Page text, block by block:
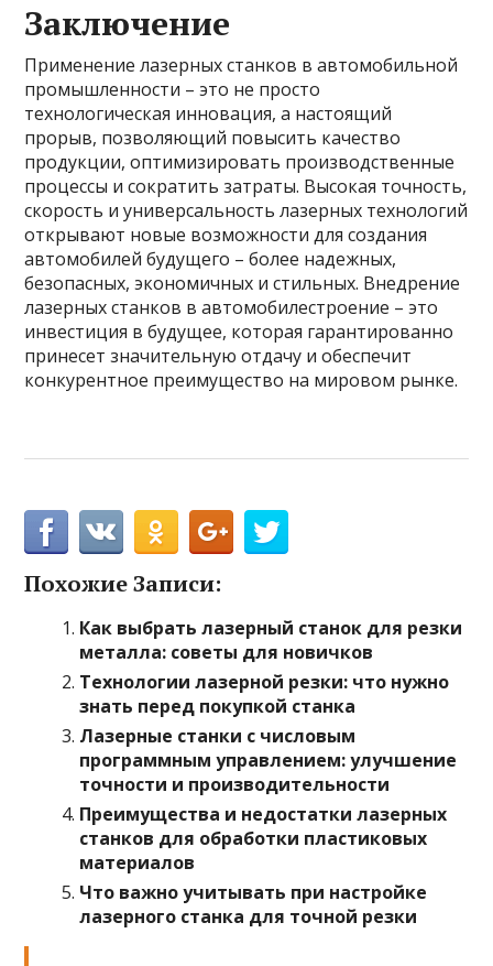
Заключение
Применение лазерных станков в автомобильной
промышленности – это не просто
технологическая инновация, а настоящий
прорыв, позволяющий повысить качество
продукции, оптимизировать производственные
процессы и сократить затраты. Высокая точность,
скорость и универсальность лазерных технологий
открывают новые возможности для создания
автомобилей будущего – более надежных,
безопасных, экономичных и стильных. Внедрение
лазерных станков в автомобилестроение – это
инвестиция в будущее, которая гарантированно
принесет значительную отдачу и обеспечит
конкурентное преимущество на мировом рынке.
Похожие Записи:
Как выбрать лазерный станок для резки
металла: советы для новичков
Технологии лазерной резки: что нужно
знать перед покупкой станка
Лазерные станки с числовым
программным управлением: улучшение
точности и производительности
Преимущества и недостатки лазерных
станков для обработки пластиковых
материалов
Что важно учитывать при настройке
лазерного станка для точной резки